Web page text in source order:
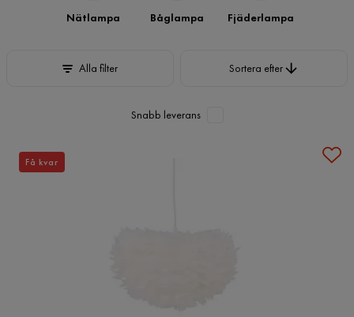
Nätlampa Båglampa Fjäderlampa
Alla filter Sortera efter
Snabb leverans
Få kvar